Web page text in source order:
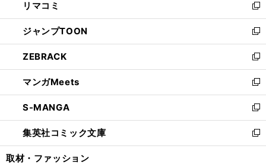
で
開
く
ド
ウ
で
開
く
ィ
ン
ド
ウ
で
開
く
い
ウ
ィ
ン
ド
ウ
で
開
く
リマコミ
新
し
い
ウ
ィ
ン
ド
ウ
で
開
く
ジャンプTOON
新
し
い
ウ
ィ
ン
ド
ウ
で
開
ZEBRACK
新
し
い
ウ
ィ
ン
ド
ウ
マンガMeets
新
し
い
ウ
ィ
ン
S-MANGA
新
し
い
ウ
集英社コミック文庫
新
し
取材・ファッション